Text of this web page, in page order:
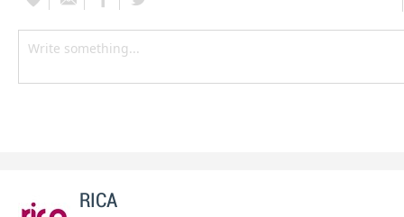
RICA